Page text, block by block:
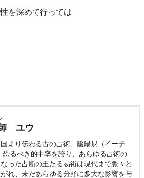
を深めて行っては
ユウ
より伝わる古の占術、陰陽易（イーチ
恐るべき的中率を誇り、あらゆる占術の
った占断の王たる易術は現代まで脈々と
れ、未だあらゆる分野に多大な影響を与